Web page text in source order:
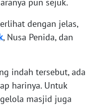
dengan jelas,
, Nusa Penida, dan
indah tersebut, ada
harinya. Untuk
masjid juga